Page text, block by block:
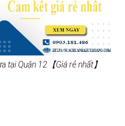
tại Quận 12【Giá rẻ nhất】